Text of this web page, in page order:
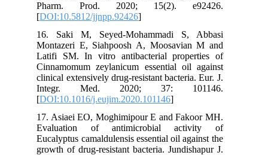
Pharm. Prod. 2020; 15(2). e92426.
[DOI:10.5812/jjnpp.92426
16. Saki M, Seyed-Mohammadi S, Abbasi
Montazeri E, Siahpoosh A, Moosavian M and
Latifi SM. In vitro antibacterial properties of
Cinnamomum zeylanicum essential oil against
clinical extensively drug-resistant bacteria. Eur. J.
Integr. Med. 2020; 37: 101146.
[DOI:10.1016/j.eujim.2020.101146
17. Asiaei EO, Moghimipour E and Fakoor MH.
Evaluation of antimicrobial activity of
Eucalyptus camaldulensis essential oil against the
growth of drug-resistant bacteria. Jundishapur J.